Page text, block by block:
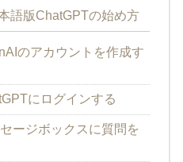
語版ChatGPTの始め方
のアカウントを作成す
にログインする
ージボックスに質問を